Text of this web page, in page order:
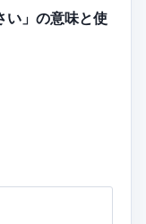
い」の意味と使